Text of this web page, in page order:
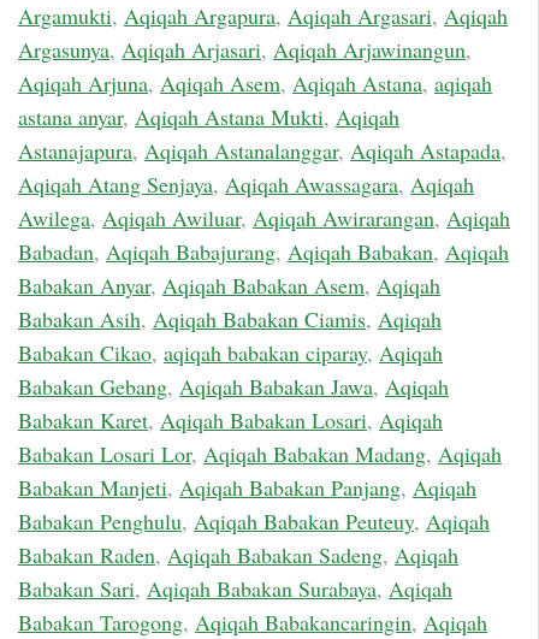
Argamukti, Aqiqah Argapura, Aqiqah Argasari, Aqiqah
Argasunya, Aqiqah Arjasari, Aqiqah Arjawinangun,
Aqiqah Arjuna, Aqiqah Asem, Aqiqah Astana, aqiqah
astana anyar, Aqiqah Astana Mukti, Aqiqah
Astanajapura, Aqiqah Astanalanggar, Aqiqah Astapada,
Aqiqah Atang Senjaya, Aqiqah Awassagara, Aqiqah
Awilega, Aqiqah Awiluar, Aqiqah Awirarangan, Aqiqah
Babadan, Aqiqah Babajurang, Aqiqah Babakan, Aqiqah
Babakan Anyar, Aqiqah Babakan Asem, Aqiqah
Babakan Asih, Aqiqah Babakan Ciamis, Aqiqah
Babakan Cikao, aqiqah babakan ciparay, Aqiqah
Babakan Gebang, Aqiqah Babakan Jawa, Aqiqah
Babakan Karet, Aqiqah Babakan Losari, Aqiqah
Babakan Losari Lor, Aqiqah Babakan Madang, Aqiqah
Babakan Manjeti, Aqiqah Babakan Panjang, Aqiqah
Babakan Penghulu, Aqiqah Babakan Peuteuy, Aqiqah
Babakan Raden, Aqiqah Babakan Sadeng, Aqiqah
Babakan Sari, Aqiqah Babakan Surabaya, Aqiqah
Babakan Tarogong, Aqiqah Babakancaringin, Aqiqah